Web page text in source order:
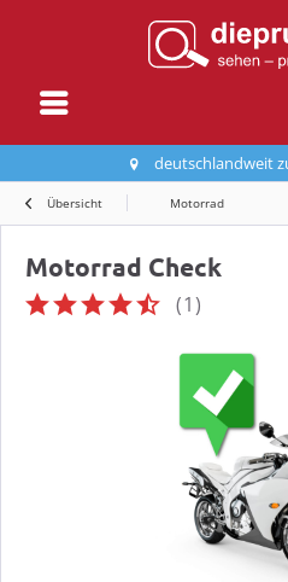
deutschlandweit
Übersicht Motorrad
Motorrad Check
(1)